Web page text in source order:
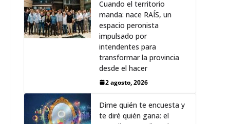
Cuando el territorio
manda: nace RAÍS, un
espacio peronista
impulsado por
intendentes para
transformar la provincia
desde el hacer
2 agosto, 2026
Dime quién te encuesta y
te diré quién gana: el